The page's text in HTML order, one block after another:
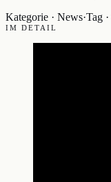
Kategorie · News·Tag ·
IM DETAIL